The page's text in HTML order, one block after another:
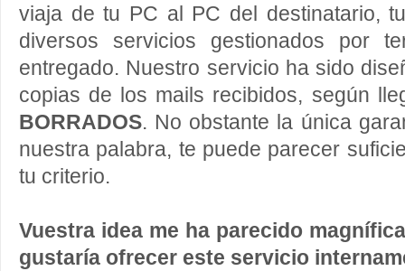
viaja de tu PC al PC del destinatario,
diversos servicios gestionados por
entregado. Nuestro servicio ha sido
copias de los mails recibidos, según
BORRADOS. No obstante la única
nuestra palabra, te puede parecer
tu criterio.
Vuestra idea me ha parecido
gustaría ofrecer este servicio